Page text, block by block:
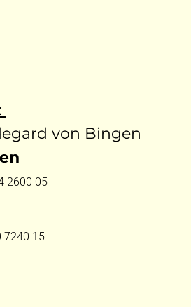
von Bingen
2600 05
7240 15